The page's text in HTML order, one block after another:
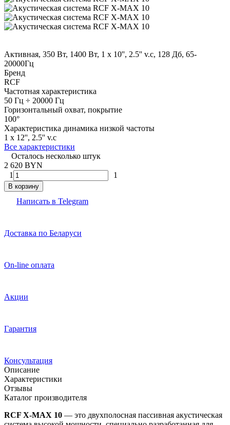
Активная, 350 Вт, 1400 Вт, 1 x 10'', 2.5'' v.c, 128 Дб, 65-
20000Гц
Бренд
RCF
Частотная характеристика
50 Гц ÷ 20000 Гц
Горизонтальный охват, покрытие
100°
Характеристика динамика низкой частоты
1 x 12'', 2.5'' v.c
Все характеристики
Осталось несколько штук
2 620 BYN
1
1
В корзину
Написать в Telegram
Доставка по Беларуси
On-line оплата
Акции
Гарантия
Консультация
Описание
Характеристики
Отзывы
Каталог производителя
RCF X-MAX 10 — это двухполосная пассивная акустическая